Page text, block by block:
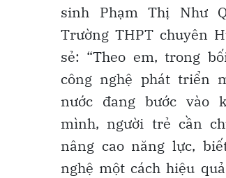
sinh Phạm Thị Như
Trường THPT chuyên
sẻ: “Theo em, trong
công nghệ phát triển
nước đang bước vào
mình, người trẻ cần
nâng cao năng lực,
nghệ một cách hiệu